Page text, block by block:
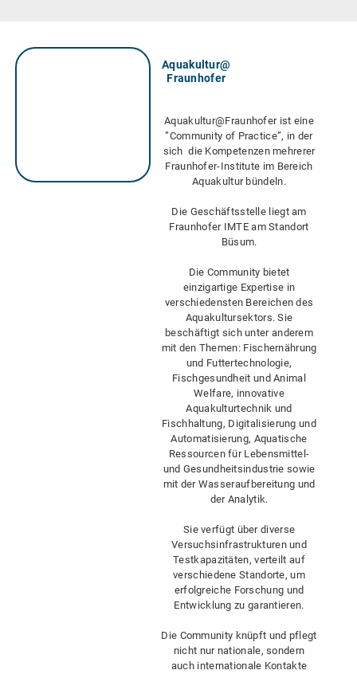
Aquakultur@
Fraunhofer
Aquakultur@Fraunhofer ist eine
”Community of Practice”, in der
sich die Kompetenzen mehrerer
Fraunhofer-Institute im Bereich
Aquakultur bündeln.
Die Geschäftsstelle liegt am
Fraunhofer IMTE am Standort
Büsum.
Die Community bietet
einzigartige Expertise in
verschiedensten Bereichen des
Aquakultursektors. Sie
beschäftigt sich unter anderem
mit den Themen: Fischernährung
und Futtertechnologie,
Fischgesundheit und Animal
Welfare, innovative
Aquakulturtechnik und
Fischhaltung, Digitalisierung und
Automatisierung, Aquatische
Ressourcen für Lebensmittel-
und Gesundheitsindustrie sowie
mit der Wasseraufbereitung und
der Analytik.
Sie verfügt über diverse
Versuchsinfrastrukturen und
Testkapazitäten, verteilt auf
verschiedene Standorte, um
erfolgreiche Forschung und
Entwicklung zu garantieren.
Die Community knüpft und pflegt
nicht nur nationale, sondern
auch internationale Kontakte